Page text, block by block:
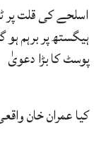
اسلحے کی قلت پر
ہیگستھ پر برہم
پوسٹ کا بڑا دعویٰ
کیا عمران خان